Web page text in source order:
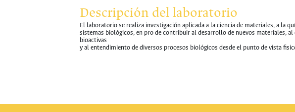
Descripción del laboratorio
El laboratorio se realiza investigación aplicada a la ciencia de materiales, a la
sistemas biológicos, en pro de contribuir al desarrollo de nuevos materiales,
bioactivas
y al entendimiento de diversos procesos biológicos desde el punto de vista